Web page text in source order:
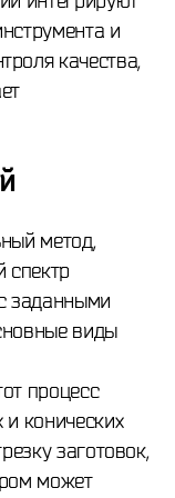
и
качества,
метод,
заданными
виды
процесс
и конических
заготовок,
может